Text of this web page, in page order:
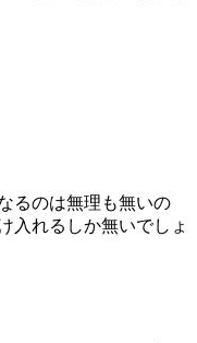
るのは無理も無いの
入れるしか無いでしょ